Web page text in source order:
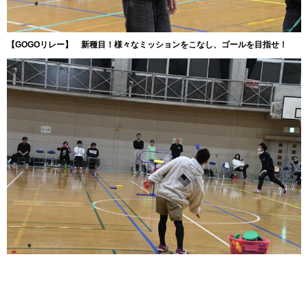
【GOGOリレー】 新種目！様々なミッションをこなし、ゴールを目指せ！